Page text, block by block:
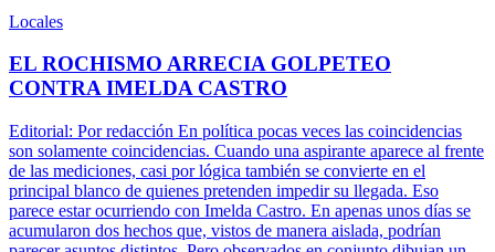
Locales
EL ROCHISMO ARRECIA GOLPETEO
CONTRA IMELDA CASTRO
Editorial: Por redacción En política pocas veces las coincidencias
son solamente coincidencias. Cuando una aspirante aparece al frente
de las mediciones, casi por lógica también se convierte en el
principal blanco de quienes pretenden impedir su llegada. Eso
parece estar ocurriendo con Imelda Castro. En apenas unos días se
acumularon dos hechos que, vistos de manera aislada, podrían